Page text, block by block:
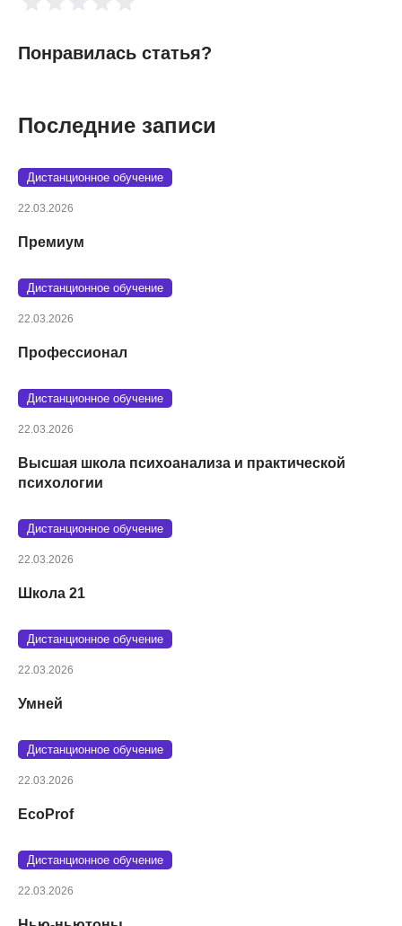
Понравилась статья?
Последние записи
Дистанционное обучение
22.03.2026
Премиум
Дистанционное обучение
22.03.2026
Профессионал
Дистанционное обучение
22.03.2026
Высшая школа психоанализа и практической
психологии
Дистанционное обучение
22.03.2026
Школа 21
Дистанционное обучение
22.03.2026
Умней
Дистанционное обучение
22.03.2026
EcoProf
Дистанционное обучение
22.03.2026